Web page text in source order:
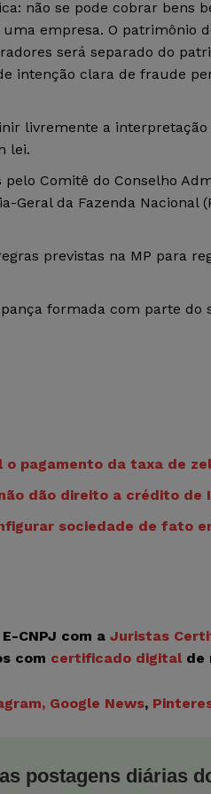
não se pode cobrar bens
empresa. O patrimônio
será separado do
intenção clara de fraude
livremente a
lei.
Comitê do Conselho
Geral da Fazenda Nacional
previstas na MP para
formada com parte
o pagamento da taxa de
dão direito a crédito de
sociedade de fato
CNPJ com a Juristas
com certificado digital de
, Google News,
postagens diárias